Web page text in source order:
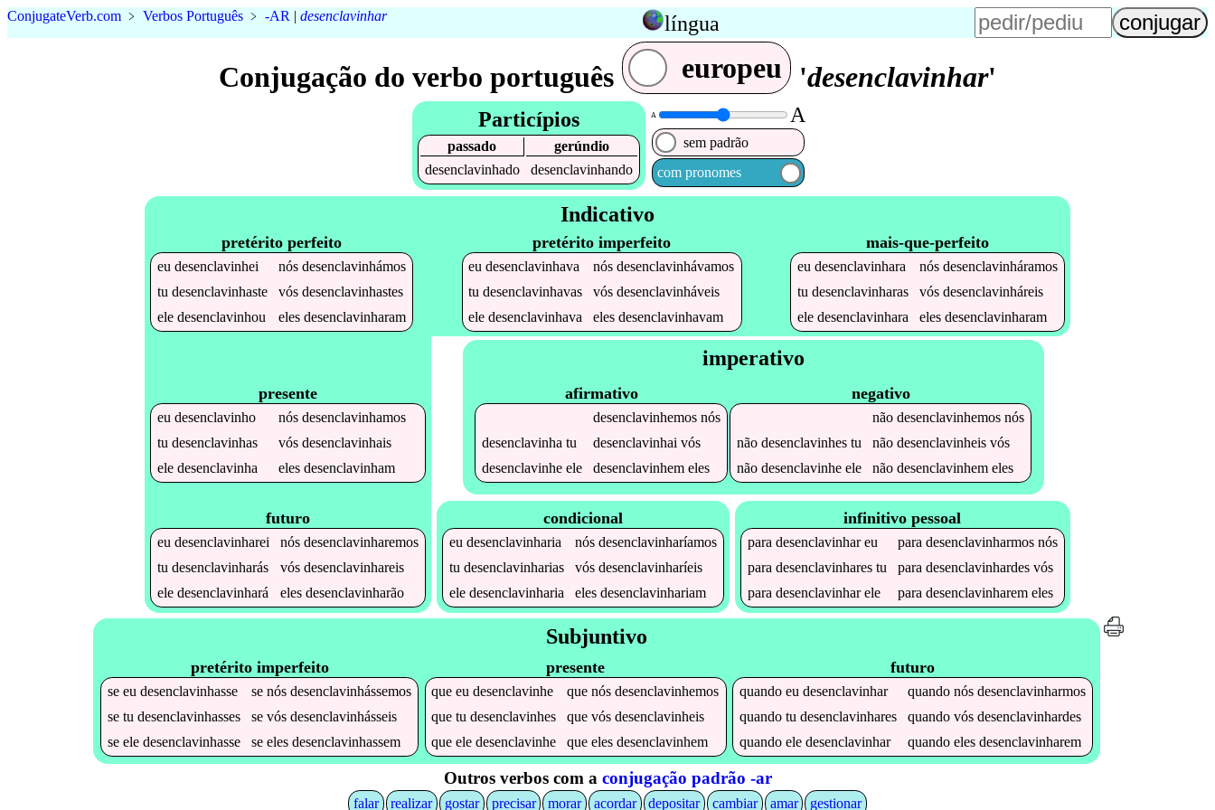
ConjugateVerb.com ﹥ Verbos Português ﹥ -AR | desenclavinhar língua
Conjugação do verbo português europeu 'desenclavinhar'
Particípios
passado
gerúndio
desenclavinhado
desenclavinhando
A A
sem padrão
com pronomes
Indicativo
pretérito perfeito
eu desenclavinhei nós desenclavinhámos
tu desenclavinhaste vós desenclavinhastes
ele desenclavinhou eles desenclavinharam
pretérito imperfeito
eudesenclavinhava nósdesenclavinhávamos
tudesenclavinhavas vósdesenclavinháveis
eledesenclavinhava elesdesenclavinhavam
mais-que-perfeito
eu desenclavinhara nós desenclavinháramos
tu desenclavinharas vós desenclavinháreis
ele desenclavinhara eles desenclavinharam
presente
eu desenclavinho nós desenclavinhamos
tu desenclavinhas vós desenclavinhais
ele desenclavinha eles desenclavinham
futuro
eu desenclavinharei nós desenclavinharemos
tu desenclavinharás vós desenclavinhareis
ele desenclavinhará eles desenclavinharão
imperativo
afirmativo
desenclavinhemos nós
desenclavinha tu desenclavinhai vós
desenclavinhe ele desenclavinhem eles
negativo
nãodesenclavinhemos nós
nãodesenclavinhes tu nãodesenclavinheis vós
nãodesenclavinhe ele nãodesenclavinhem eles
condicional
eu desenclavinharia nós desenclavinharíamos
tu desenclavinharias vós desenclavinharíeis
ele desenclavinharia eles desenclavinhariam
infinitivo pessoal
para desenclavinhareu para desenclavinharmosnós
para desenclavinharestu para desenclavinhardesvós
para desenclavinharele para desenclavinharemeles
Subjuntivo
pretérito imperfeito
se eu desenclavinhasse se nós desenclavinhássemos
se tu desenclavinhasses se vós desenclavinhásseis
se ele desenclavinhasse se eles desenclavinhassem
presente
queeudesenclavinhe quenósdesenclavinhemos
quetudesenclavinhes quevósdesenclavinheis
queeledesenclavinhe queelesdesenclavinhem
futuro
quando eu desenclavinhar quando nós desenclavinharmos
quando tu desenclavinhares quando vós desenclavinhardes
quando ele desenclavinhar quando eles desenclavinharem
Outros verbos com a conjugação padrão -ar
falar realizar gostar precisar morar acordar depositar cambiar amar gestionar